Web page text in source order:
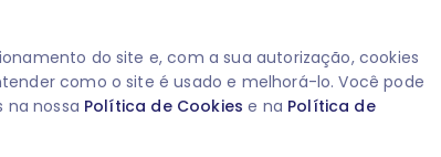
do site e, com a sua autorização, cookies
como o site é usado e melhorá-lo. Você pode
na nossa Política de Cookies e na Política de
O laboratório Servier do Brasil respeita os seus dados!
descredenciar do Programa e apagar, editar ou corrigir os
você pode fazê-lo a qualquer momento entrando em